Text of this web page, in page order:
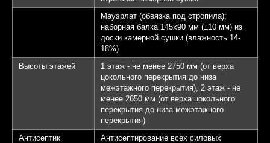
Мауэрлат (обвязка под стропила):
наборная балка 145х90 мм (±10 мм) из
доски камерной сушки (влажность 14-
18%)
Высоты этажей
1 этаж - не менее 2750 мм (от верха
цокольного перекрытия до низа
межэтажного перекрытия), 2 этаж - не
менее 2650 мм (от верха цокольного
перекрытия до низа межэтажного
перекрытия)
Антисептик
Антисептирование всех силовых